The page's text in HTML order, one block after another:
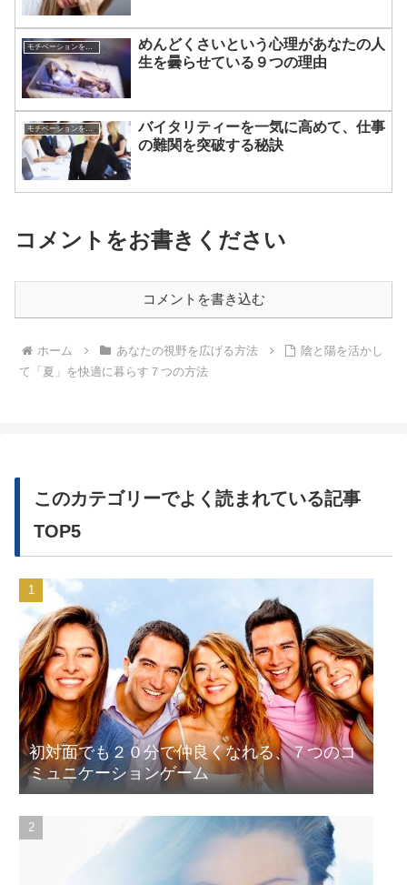
モチベーションを上げる方法
めんどくさいという心理があなたの人
生を曇らせている９つの理由
モチベーションを上げる方法
バイタリティーを一気に高めて、仕事
の難関を突破する秘訣
コメントをお書きください
コメントを書き込む
ホーム あなたの視野を広げる方法
陰と陽を活かし
て「夏」を快適に暮らす７つの方法
このカテゴリーでよく読まれている記事
TOP5
初対面でも２０分で仲良くなれる、７つのコ
ミュニケーションゲーム